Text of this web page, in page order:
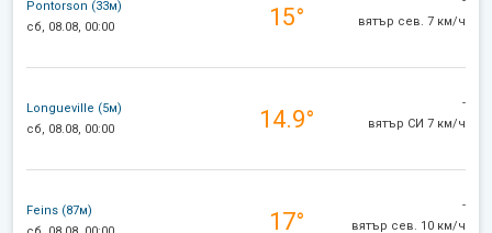
Pontorson (33м)
сб, 08.08, 00:00
15°
вятър сев. 7 км/ч
Longueville (5м)
сб, 08.08, 00:00
14.9°
-
вятър СИ 7 км/ч
Feins (87м)
17°
-
вятър сев. 10 км/ч